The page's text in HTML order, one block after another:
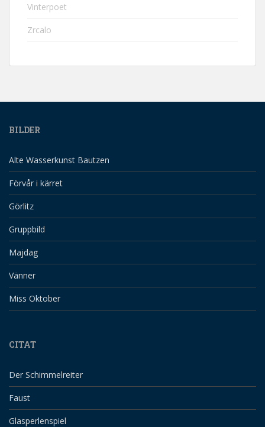
Vinterpoet
Zrcalo
BILDER
Alte Wasserkunst Bautzen
Förvår i kärret
Görlitz
Gruppbild
Majdag
Vänner
Miss Oktober
CITAT
Der Schimmelreiter
Faust
Glasperlenspiel